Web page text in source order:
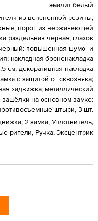
эмалит белый
из вспененной резины;
порог из нержавеющей
раздельная черная; глазок
повышенная шумо- и
накладная броненакладка
см, декоративная накладка
с защитой от сквозняка;
задвижка; металлический
защёлки на основном замке;
штыри, 3 шт.
2 замка, Уплотнитель,
ригели, Ручка, Эксцентрик